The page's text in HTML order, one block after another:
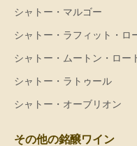
シャトー・マルゴー
シャトー・ラフィット・ロ
シャトー・ムートン・ロー
シャトー・ラトゥール
シャトー・オーブリオン
その他の銘醸ワイン